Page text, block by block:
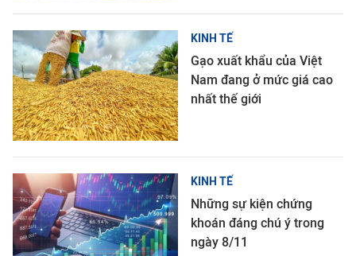
KINH TẾ
Gạo xuất khẩu của Việt
Nam đang ở mức giá cao
nhất thế giới
KINH TẾ
Những sự kiện chứng
khoán đáng chú ý trong
ngày 8/11